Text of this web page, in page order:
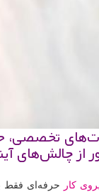
از چالش‌های
کار
حرفه‌ای فقط